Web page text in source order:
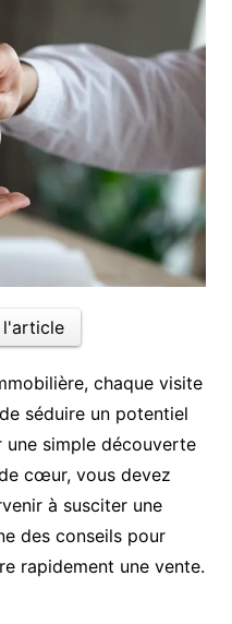
l'article
chaque visite
séduire un potentiel
une simple découverte
cœur, vous devez
à susciter une
des conseils pour
rapidement une vente.